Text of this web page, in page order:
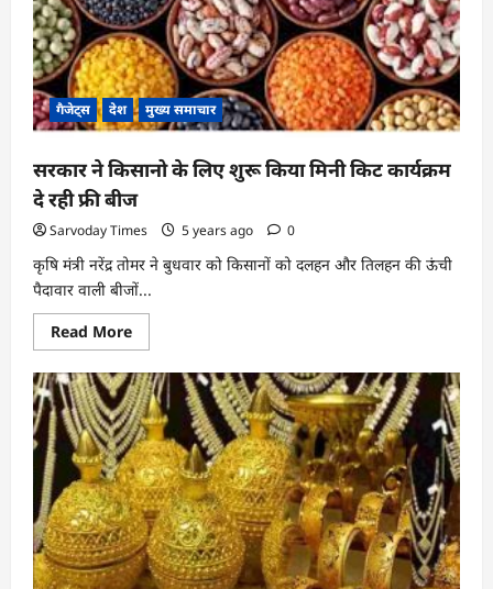
गैजेट्स देश मुख्य समाचार
सरकार ने किसानो के लिए शुरू किया मिनी किट कार्यक्रम
दे रही फ्री बीज
Sarvoday Times 5 years ago 0
कृषि मंत्री नरेंद्र तोमर ने बुधवार को किसानों को दलहन और तिलहन की ऊंची
पैदावार वाली बीजों...
Read MoreRead
more
सरकार
ने
किसानो
के
लिए
शुरू
किया
मिनी
किट
कार्यक्रम
दे
रही
फ्री
बीज